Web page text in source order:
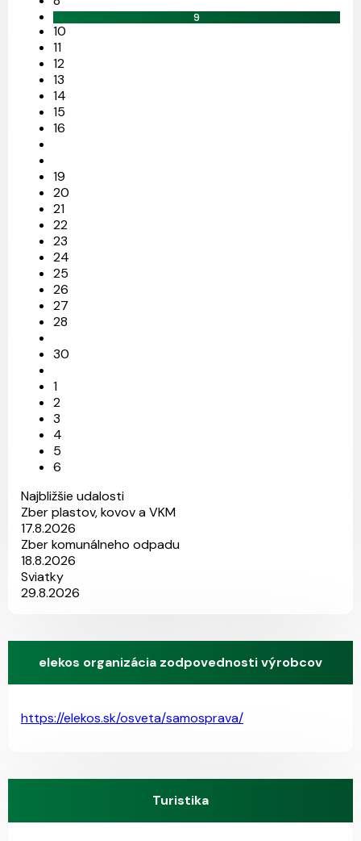
9
10
11
12
13
14
15
16
19
20
21
22
23
24
25
26
27
28
30
1
2
3
4
5
6
Najbližšie udalosti
Zber plastov, kovov a VKM
17.8.2026
Zber komunálneho odpadu
18.8.2026
Sviatky
29.8.2026
elekos organizácia zodpovednosti výrobcov
https://elekos.sk/osveta/samosprava/
Turistika